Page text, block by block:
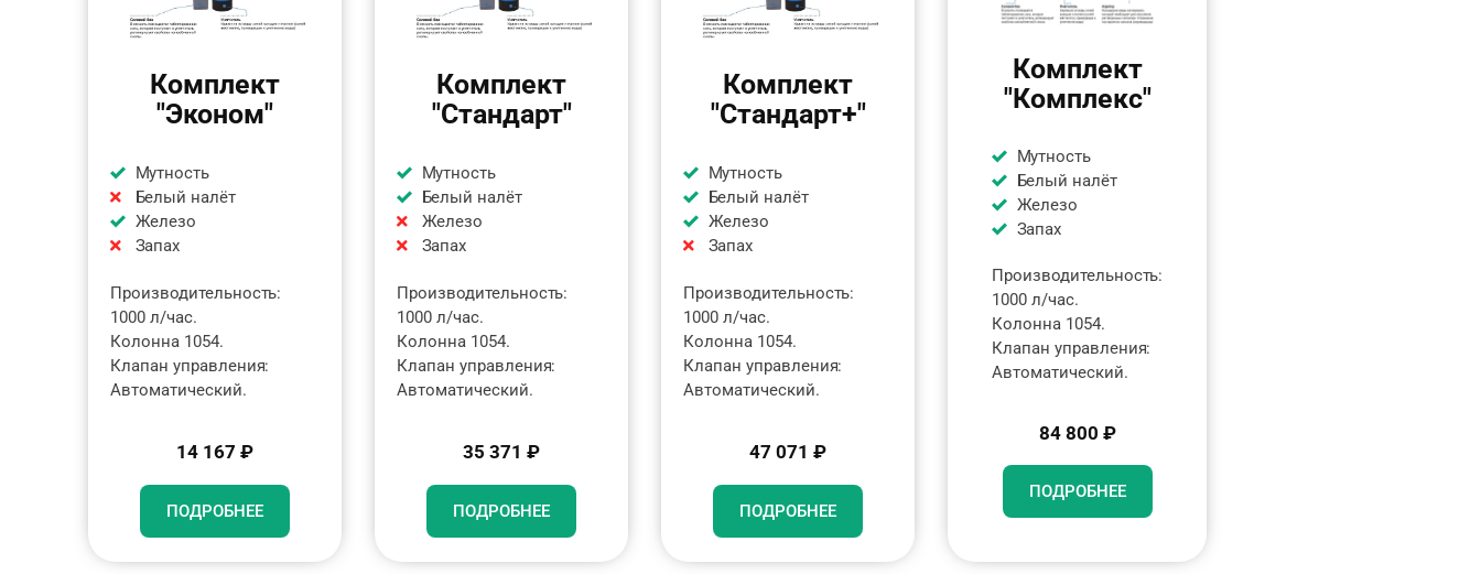
Комплект
"Эконом"
Мутность
Белый налёт
Железо
Запах
Производительность:
1000 л/час.
Колонна 1054.
Клапан управления:
Автоматический.
14 167 ₽
ПОДРОБНЕЕ
Комплект
"Стандарт"
Мутность
Белый налёт
Железо
Запах
Производительность:
1000 л/час.
Колонна 1054.
Клапан управления:
Автоматический.
35 371 ₽
ПОДРОБНЕЕ
Комплект
"Стандарт+"
Мутность
Белый налёт
Железо
Запах
Производительность:
1000 л/час.
Колонна 1054.
Клапан управления:
Автоматический.
47 071 ₽
ПОДРОБНЕЕ
Комплект
"Комплекс"
Мутность
Белый налёт
Железо
Запах
Производительность:
1000 л/час.
Колонна 1054.
Клапан управления:
Автоматический.
84 800 ₽
ПОДРОБНЕЕ